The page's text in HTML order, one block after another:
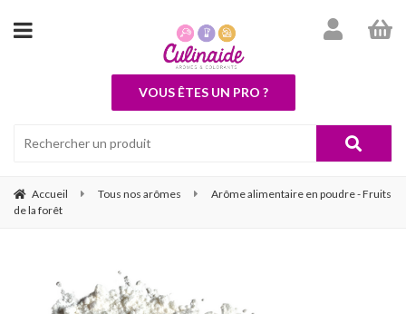
VOUS ÊTES UN PRO ?
Accueil Tous nos arômes
Arôme alimentaire en poudre - Fruits
de la forêt